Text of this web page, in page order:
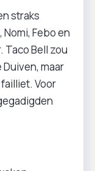
straks
Nomi, Febo en
Taco Bell zou
maar
Voor